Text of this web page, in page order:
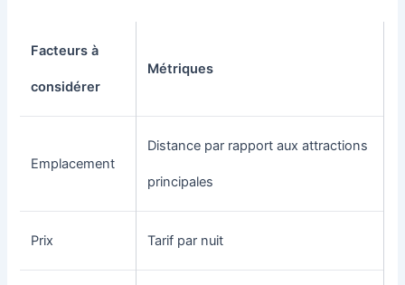
Facteurs à
considérer
Métriques
Emplacement
Distance par rapport aux attractions
principales
Prix Tarif par nuit